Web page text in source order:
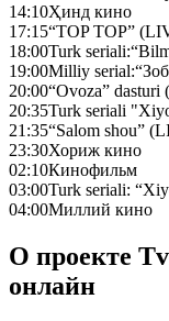
14:10Ҳинд кино
17:15“TOP TOP”
18:00Turk
19:00Milliy
20:00“Ovoza” dasturi
20:35Turk seriali
21:35“Salom shou”
23:30Хориж кино
02:10Кинофильм
03:00Turk seriali:
04:00Миллий кино
О проекте
онлайн